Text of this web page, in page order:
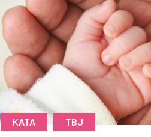
KATA TBJ